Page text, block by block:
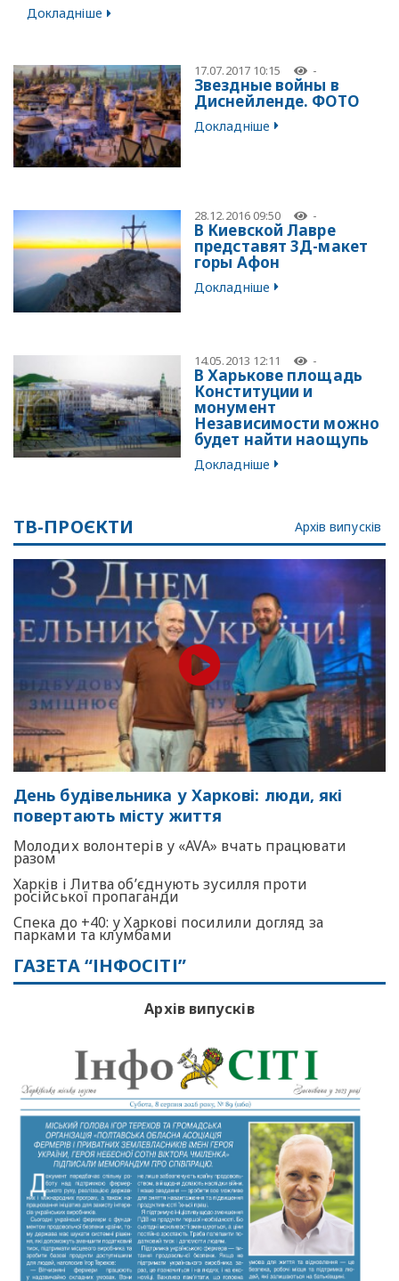
Докладніше
17.07.2017 10:15 -
Звездные войны в
Диснейленде. ФОТО
Докладніше
28.12.2016 09:50 -
В Киевской Лавре
представят 3Д-макет
горы Афон
Докладніше
14.05.2013 12:11 -
В Харькове площадь
Конституции и
монумент
Независимости можно
будет найти наощупь
Докладніше
ТВ-ПРОЄКТИ Архів випусків
День будівельника у Харкові: люди, які
повертають місту життя
Молодих волонтерів у «AVA» вчать працювати
разом
Харків і Литва об’єднують зусилля проти
російської пропаганди
Спека до +40: у Харкові посилили догляд за
парками та клумбами
ГАЗЕТА “ІНФОСІТІ”
Архів випусків